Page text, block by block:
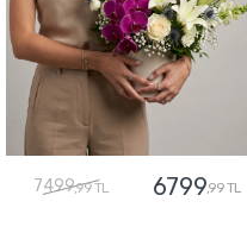
7499,99 TL 6799,99 TL